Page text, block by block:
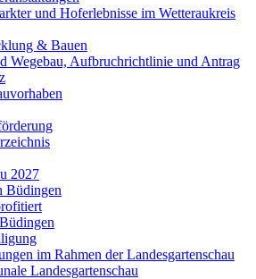
und Hoferlebnisse im Wetteraukreis
& Bauen
Wegebau, Aufbruchrichtlinie und Antrag
2027
Büdingen
im Rahmen der Landesgartenschau
Landesgartenschau